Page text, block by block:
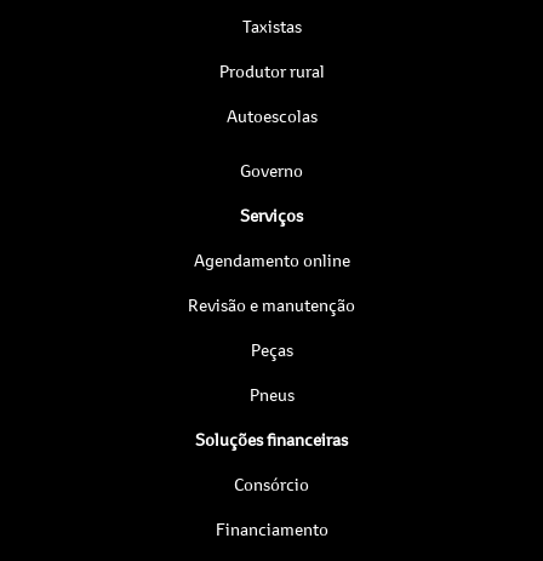
Taxistas
Produtor rural
Autoescolas
Governo
Serviços
Agendamento online
Revisão e manutenção
Peças
Pneus
Soluções financeiras
Consórcio
Financiamento